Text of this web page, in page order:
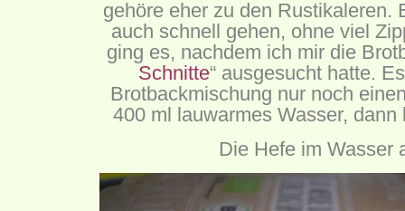
gehöre eher zu den Rustikaleren.
auch schnell gehen, ohne viel
ging es, nachdem ich mir die
Schnitte“ ausgesucht hatte.
Brotbackmischung nur noch
400 ml lauwarmes Wasser,
Die Hefe im Wasser